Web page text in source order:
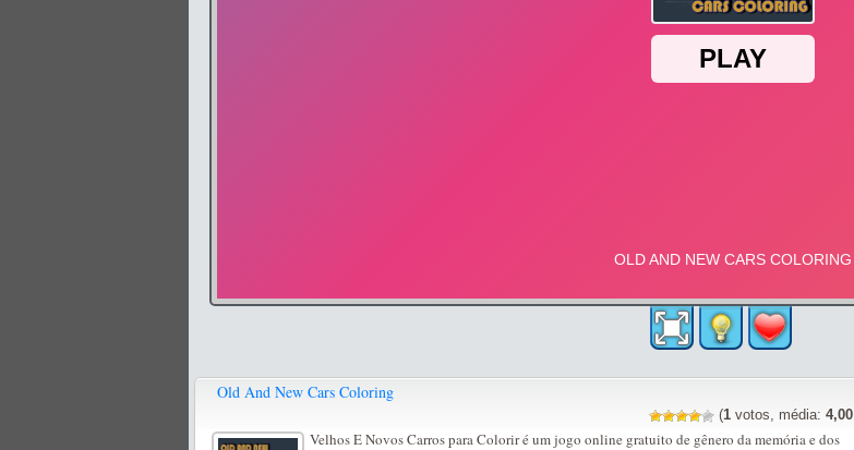
Old And New Cars Coloring
(1 votos, média: 4,00
Velhos E Novos Carros para Colorir é um jogo online gratuito de gênero da memória e dos